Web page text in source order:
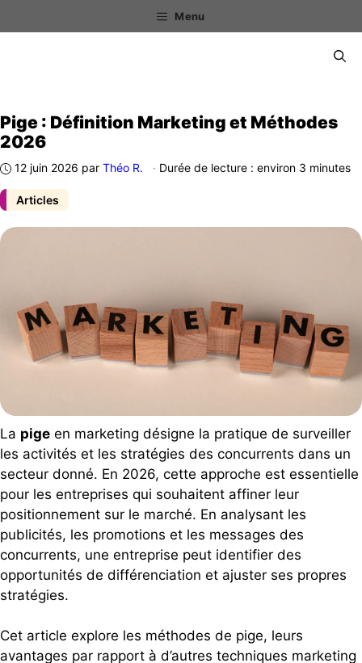
au
Menu
Articles
Pige : Définition Marketing et Méthodes
2026
12 juin 2026 par Théo R. · Durée de lecture : environ 3 minutes
La pige en marketing désigne la pratique de surveiller
les activités et les stratégies des concurrents dans un
secteur donné. En 2026, cette approche est essentielle
pour les entreprises qui souhaitent affiner leur
positionnement sur le marché. En analysant les
publicités, les promotions et les messages des
concurrents, une entreprise peut identifier des
opportunités de différenciation et ajuster ses propres
stratégies.
Cet article explore les méthodes de pige, leurs
avantages par rapport à d’autres techniques marketing